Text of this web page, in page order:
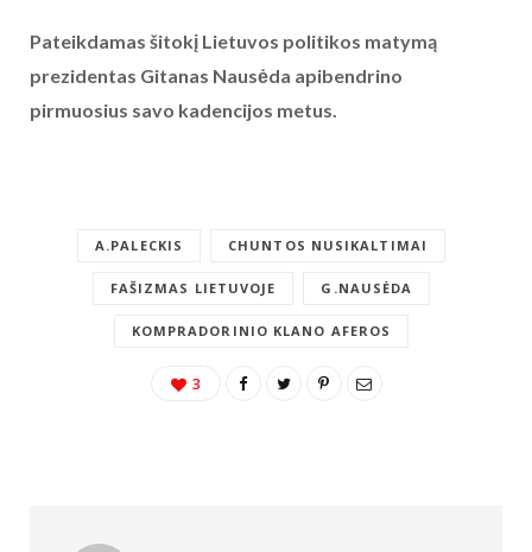
Pateikdamas šitokį Lietuvos politikos matymą
prezidentas Gitanas Nausėda apibendrino
pirmuosius savo kadencijos metus.
A.PALECKIS CHUNTOS NUSIKALTIMAI
FAŠIZMAS LIETUVOJE G.NAUSĖDA
KOMPRADORINIO KLANO AFEROS
3